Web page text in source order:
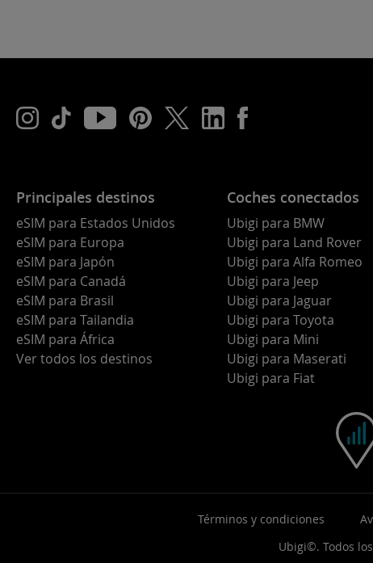
Principales destinos
eSIM para Estados Unidos
eSIM para Europa
eSIM para Japón
eSIM para Canadá
eSIM para Brasil
eSIM para Tailandia
eSIM para África
Ver todos los destinos
Coches conectados
Ubigi para BMW
Ubigi para Land Rover
Ubigi para Alfa Romeo
Ubigi para Jeep
Ubigi para Jaguar
Ubigi para Toyota
Ubigi para Mini
Ubigi para Maserati
Ubigi para Fiat
Términos y condiciones
Ubigi©. Todos